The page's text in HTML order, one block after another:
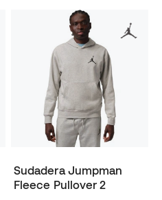
Sudadera Jumpman
Fleece Pullover 2